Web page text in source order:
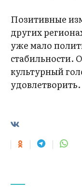
Позитивные
других
уже мало
стабильности.
культурный
удовлетворить.